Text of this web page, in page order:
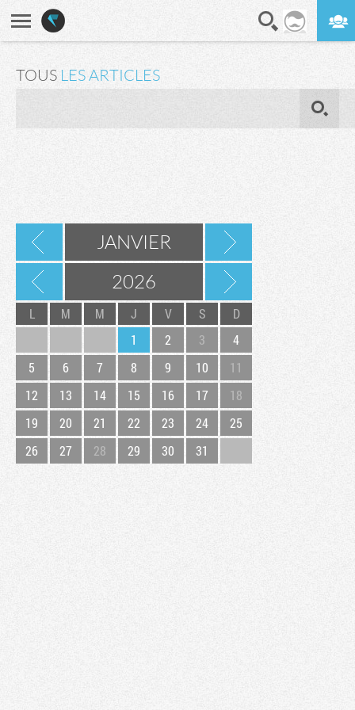
TOUS LES ARTICLES
JANVIER
2026
L M M J V S
D
1
2 3
4
5
6 7 8 9 10
11
12
13 14 15 16 17
18
19
20 21 22 23 24
25
26
27 28 29 30 31